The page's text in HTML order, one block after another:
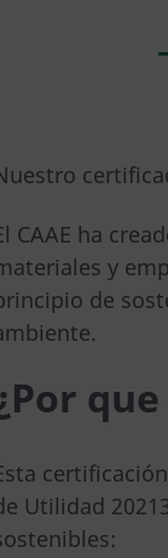
CAAE ha
y
de
que
Utilidad